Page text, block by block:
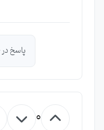
پاسخ در 1393/10/20 توسط
0